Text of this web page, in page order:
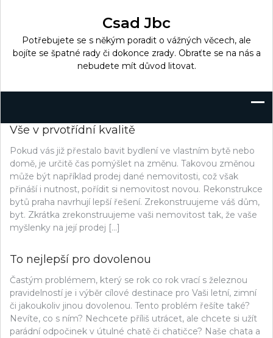
Csad Jbc
Potřebujete se s někým poradit o vážných věcech, ale
bojíte se špatné rady či dokonce zrady. Obraťte se na nás a
nebudete mít důvod litovat.
Vše v prvotřídní kvalitě
Pokud vás již přestalo bavit bydlení ve vlastním bytě nebo
domě, je určitě čas pomýšlet na změnu. Takovou změnou
může být například prodej dané nemovitosti, což však
přináší i nutnost, pořídit si nemovitost novou. Rekonstrukce
bytů praha navrhují lepší řešení. Zrekonstruujeme váš dům,
byt. Zkrátka zrekonstruujeme vaši nemovitost tak, že vaše
myšlenky na její prodej […]
To nejlepší pro dovolenou
Častým problémem, který se rok co rok vrací s železnou
pravidelností je i výběr cílové destinace pro Vaši letní, zimní
či jakoukoliv jinou dovolenou. Tento problém řešíte také?
Nevíte, co s ním? Nechcete příliš utrácet, ale chcete si užít
parádní odpočinek v útulné chatě či chatičce? Naše chata a